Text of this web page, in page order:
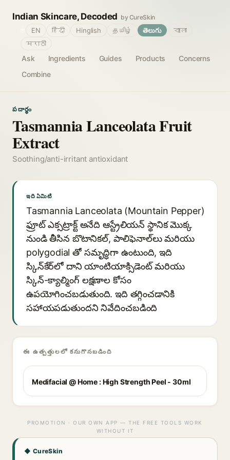
Indian Skincare, Decoded by CureSkin
Ask Ingredients Guides Products
Concerns
Combine
EN हिंदी Hinglish தமிழ் తెలుగు
বাংলা
मराठी
పదార్థం
Tasmannia Lanceolata Fruit
Extract
Soothing/anti-irritant antioxidant
ఇది ఏమిటి
Tasmannia Lanceolata (Mountain Pepper)
ఫ్రూట్ ఎక్సట్రాక్ట్ అనేది ఆస్ట్రేలియన్ స్థానిక మొక్క
నుండి తీసిన బొటానికల్, పాలిఫెనాల్‌లు మరియు
polygodial తో సమృద్ధిగా ఉంటుంది, ఇది
స్కిన్‌కేర్‌లో దాని యాంటియాక్సిడెంట్ మరియు
స్కిన్-క్యాల్మింగ్ లక్షణాల కోసం
ఉపయోగించబడుతుంది. ఇది తగ్గించడానికి
సహాయపడుతుందని నివేదించబడింది
ఈ ఉత్పత్తులలో కనుగొనబడింది
Medifacial @ Home : High Strength Peel - 30ml
PROMOTION · OUR OWN APP — THE FREE TOOLS WORK
WITHOUT IT
◆ CureSkin